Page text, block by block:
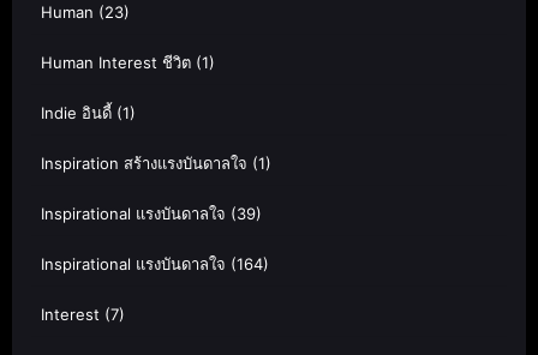
Human (23)
Human Interest ชีวิต (1)
Indie อินดี้ (1)
Inspiration สร้างแรงบันดาลใจ (1)
Inspirational แรงบันดาลใจ (39)
Inspirational แรงบันดาลใจ (164)
Interest (7)